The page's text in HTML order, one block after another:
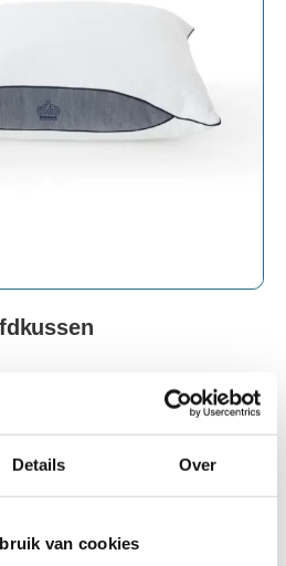
Details Over
van cookies
Beste merken